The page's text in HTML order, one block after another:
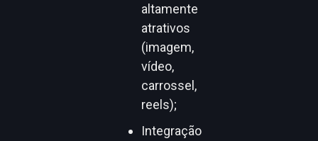
altamente
atrativos
(imagem,
vídeo,
carrossel,
reels);
Integração